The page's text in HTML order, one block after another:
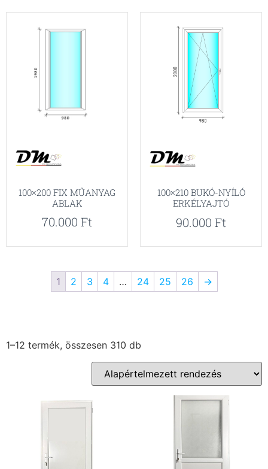
100×200 FIX MŰANYAG
ABLAK
70.000 Ft
100×210 BUKÓ-NYÍLÓ
ERKÉLYAJTÓ
90.000 Ft
1 2 3 4 … 24 25 26 →
1–12 termék, összesen 310 db